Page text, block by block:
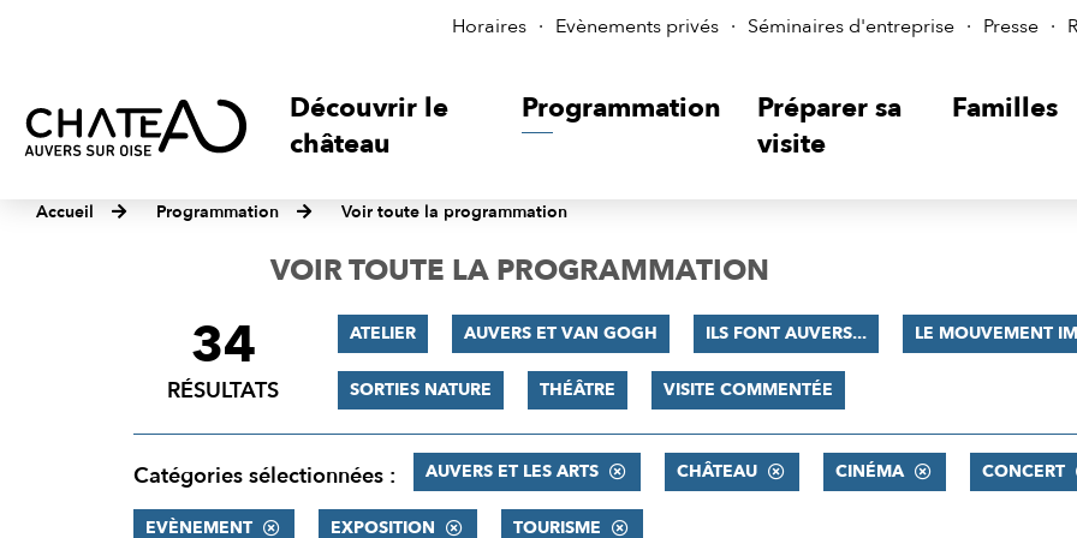
Horaires Evènements privés Séminaires d'entreprise Presse
Découvrir le
château
Programmation
Préparer sa
visite
Familles
Accueil Programmation Voir toute la programmation
VOIR TOUTE LA PROGRAMMATION
FILTRER
RÉSULTATS
34
RÉSULTATS
ATELIER AUVERS ET VAN GOGH ILS FONT AUVERS... LE MOUVEMENT
SORTIES NATURE THÉÂTRE VISITE COMMENTÉE
Catégories sélectionnées : AUVERS ET LES ARTS CHÂTEAU CINÉMA CONCERT
EVÈNEMENT EXPOSITION TOURISME